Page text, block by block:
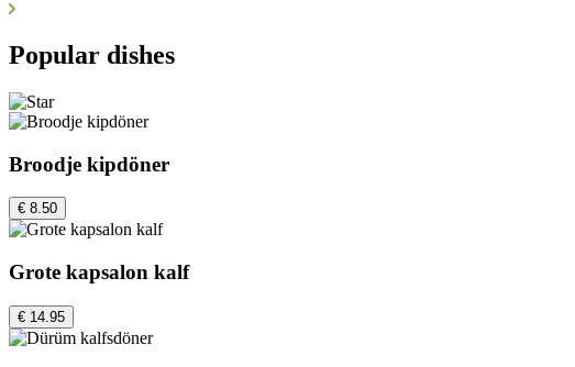
Popular dishes
Broodje kipdöner
€ 8.50
Grote kapsalon kalf
€ 14.95